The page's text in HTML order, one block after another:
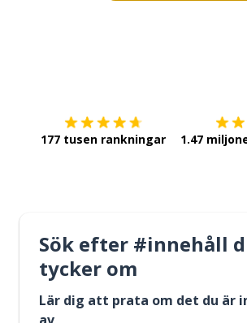
177 tusen rankningar 1.47
Sök efter #innehåll
tycker om
Lär dig att prata om det du är